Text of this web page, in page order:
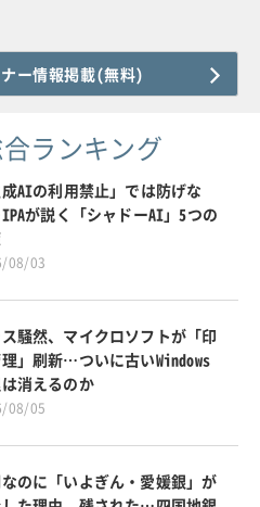
ー情報掲載(無料)
ランキング
成AIの利用禁止」では防げな
が説く「シャドーAI」5つの
08/03
騒然、マイクロソフトが「印
」刷新…ついに古いWindows
消えるのか
08/05
のに「いよぎん・愛媛銀」が